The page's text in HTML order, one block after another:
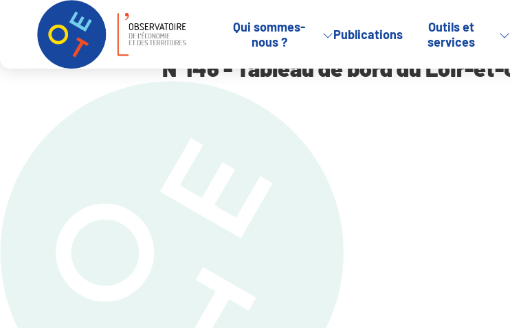
Panneau de gestion des cookies
Qui sommes-
nous ?
Publications
Outils et
services
N°146 – Tableau de bord du Loir-et-Cher – Mars 2017
N°146 - Tableau de bord du Loir-et-